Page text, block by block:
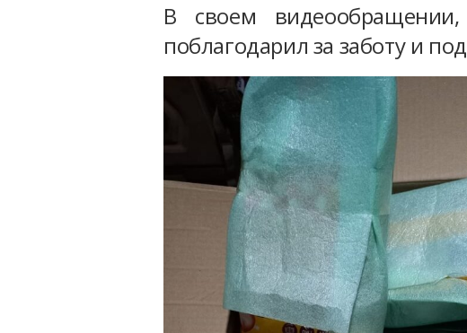
В своем
поблагодарил за заботу и